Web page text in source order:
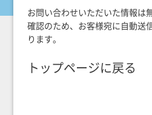
お問い合わせいただいた情報は
確認のため、お客様宛に自動送
ります。
トップページに戻る